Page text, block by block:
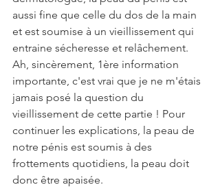
aussi fine que celle du dos de la main
et est soumise à un vieillissement qui
entraine sécheresse et relâchement.
Ah, sincèrement, 1ère information
importante, c'est vrai que je ne m'étais
jamais posé la question du
vieillissement de cette partie ! Pour
continuer les explications, la peau de
notre pénis est soumis à des
frottements quotidiens, la peau doit
donc être apaisée.